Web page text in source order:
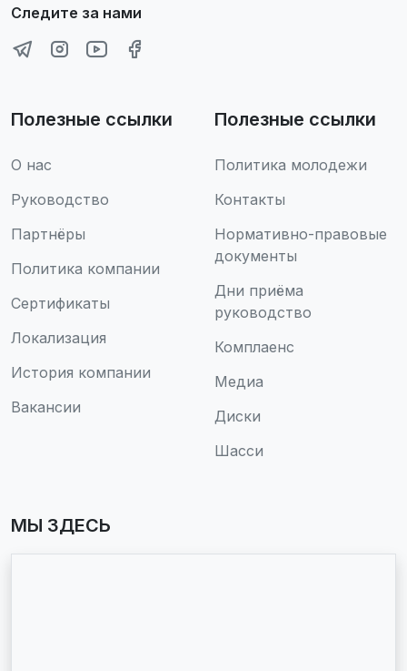
Следите за нами
Полезные ссылки
О нас
Руководство
Партнёры
Политика компании
Сертификаты
Локализация
История компании
Вакансии
Полезные ссылки
Политика молодежи
Контакты
Нормативно-правовые
документы
Дни приёма
руководство
Комплаенс
Медиа
Диски
Шасси
МЫ ЗДЕСЬ